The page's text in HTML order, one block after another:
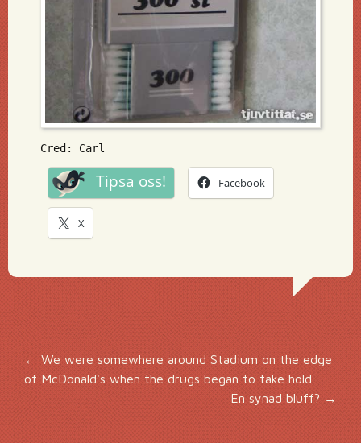
Cred: Carl
Tipsa oss! Facebook
X
Inläggsnavigering
←We were somewhere around Stadium on the edge
of McDonald's when the drugs began to take hold
En synad bluff? →